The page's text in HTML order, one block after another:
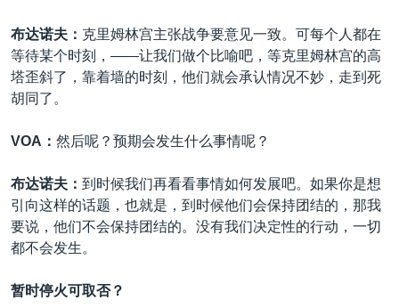
布达诺夫： 克里姆林宫主张战争要意见一致。可每个人都在
等待某个时刻，——让我们做个比喻吧，等克里姆林宫的高
塔歪斜了，靠着墙的时刻，他们就会承认情况不妙，走到死
胡同了。
VOA： 然后呢？预期会发生什么事情呢？
布达诺夫： 到时候我们再看看事情如何发展吧。如果你是想
引向这样的话题，也就是，到时候他们会保持团结的，那我
要说，他们不会保持团结的。没有我们决定性的行动，一切
都不会发生。
暂时停火可取否？